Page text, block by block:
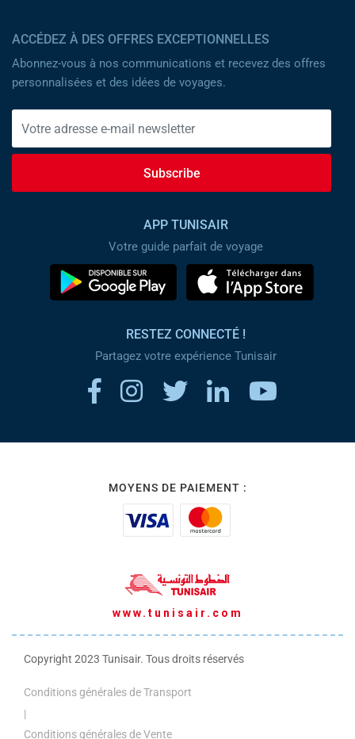
ACCÉDEZ À DES OFFRES EXCEPTIONNELLES
Abonnez-vous à nos communications et recevez des offres
personnalisées et des idées de voyages.
Subscribe
APP TUNISAIR
Votre guide parfait de voyage
RESTEZ CONNECTÉ !
Partagez votre expérience Tunisair
MOYENS DE PAIEMENT :
www.tunisair.com
Copyright 2023 Tunisair. Tous droits réservés
Conditions générales de Transport
|
Conditions générales de Vente